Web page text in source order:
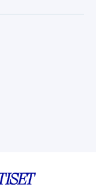
kootusti sinulle 24/7